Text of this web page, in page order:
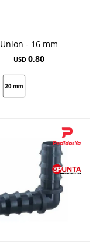
Union - 16 mm
USD 0,80